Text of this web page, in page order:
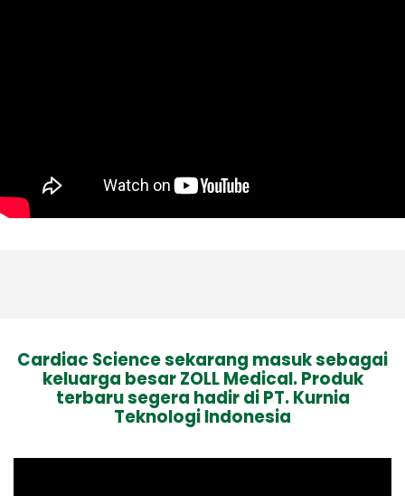
Cardiac Science sekarang masuk sebagai
keluarga besar ZOLL Medical. Produk
terbaru segera hadir di PT. Kurnia
Teknologi Indonesia